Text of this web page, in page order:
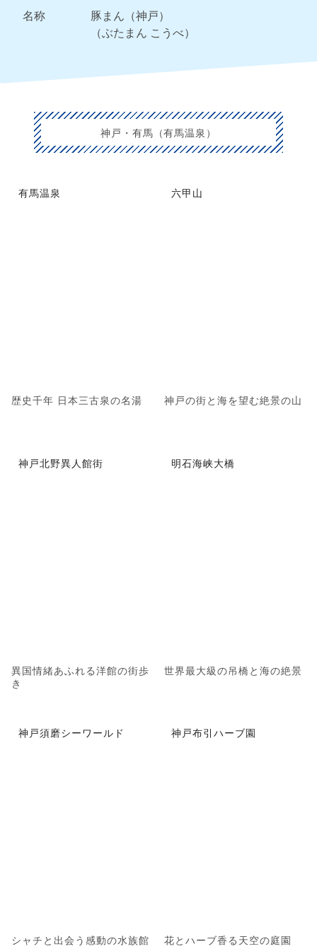
名称
豚まん（神戸）
（ぶたまん こうべ）
神戸・有馬（有馬温泉）
有馬温泉
歴史千年 日本三古泉の名湯
六甲山
神戸の街と海を望む絶景の山
神戸北野異人館街
異国情緒あふれる洋館の街歩
き
明石海峡大橋
世界最大級の吊橋と海の絶景
神戸須磨シーワールド
シャチと出会う感動の水族館
神戸布引ハーブ園
花とハーブ香る天空の庭園